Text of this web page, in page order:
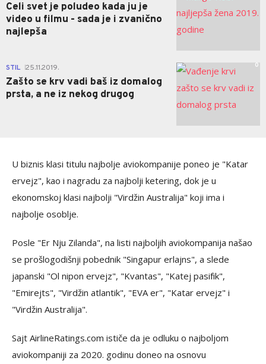
Celi svet je poludeo kada ju je
video u filmu - sada je i zvanično
najlepša
STIL 25.11.2019.
Zašto se krv vadi baš iz domalog
prsta, a ne iz nekog drugog
0
U biznis klasi titulu najbolje aviokompanije poneo je "Katar
ervejz", kao i nagradu za najbolji ketering, dok je u
ekonomskoj klasi najbolji "Virdžin Australija" koji ima i
najbolje osoblje.
Posle "Er Nju Zilanda", na listi najboljih aviokompanija našao
se prošlogodišnji pobednik "Singapur erlajns", a slede
japanski "Ol nipon ervejz", "Kvantas", "Katej pasifik",
"Emirejts", "Virdžin atlantik", "EVA er", "Katar ervejz" i
"Virdžin Australija".
Sajt AirlineRatings.com ističe da je odluku o najboljom
aviokompaniji za 2020. godinu doneo na osnovu